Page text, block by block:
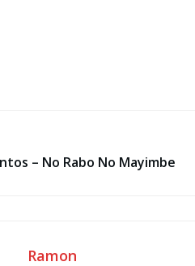
– No Rabo No Mayimbe
Ramon